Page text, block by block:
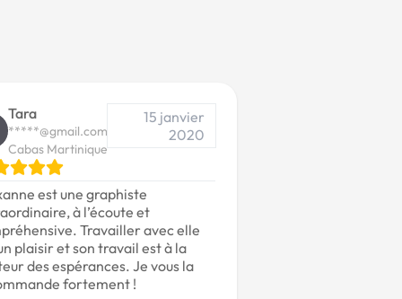
Tara
*****@gmail.com
Cabas Martinique
15 janvier
2020
est une graphiste
à l’écoute et
Travailler avec elle
plaisir et son travail est à la
des espérances. Je vous la
fortement !